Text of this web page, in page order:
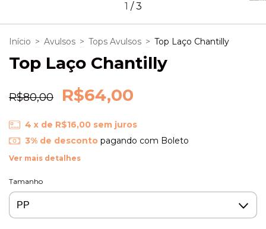
1 /3
Início > Avulsos > Tops Avulsos > Top Laço Chantilly
Top Laço Chantilly
R$80,00 R$64,00
4 x de R$16,00 sem juros
3% de descontopagando com Boleto
Ver mais detalhes
Tamanho